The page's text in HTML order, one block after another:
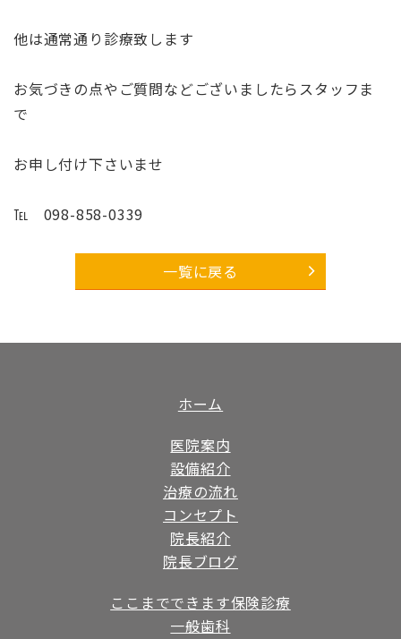
他は通常通り診療致します
お気づきの点やご質問などございましたらスタッフま
で
お申し付け下さいませ
℡ 098-858-0339
一覧に戻る
ホーム
医院案内
設備紹介
治療の流れ
コンセプト
院長紹介
院長ブログ
ここまでできます保険診療
一般歯科